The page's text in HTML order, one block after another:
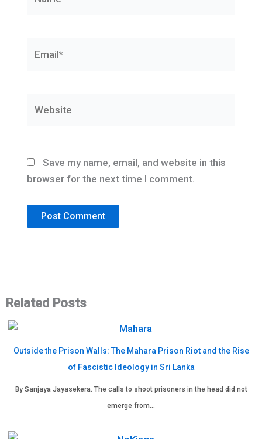
Save my name, email, and website in this
browser for the next time I comment.
Related Posts
Outside the Prison Walls: The Mahara Prison Riot and the Rise
of Fascistic Ideology in Sri Lanka
By Sanjaya Jayasekera. The calls to shoot prisoners in the head did not
emerge from…